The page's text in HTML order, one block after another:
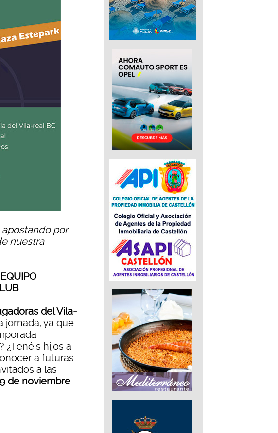
apostando por
nuestra
del Vila-
jornada, ya que
¿Tenéis hijos a
a futuras
a las
de noviembre